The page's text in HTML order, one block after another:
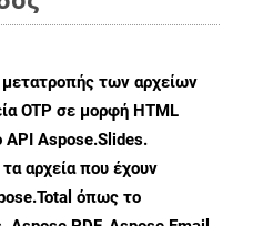
μετατροπής των αρχείων
OTP σε μορφή HTML
API Aspose.Slides.
αρχεία που έχουν
όπως το